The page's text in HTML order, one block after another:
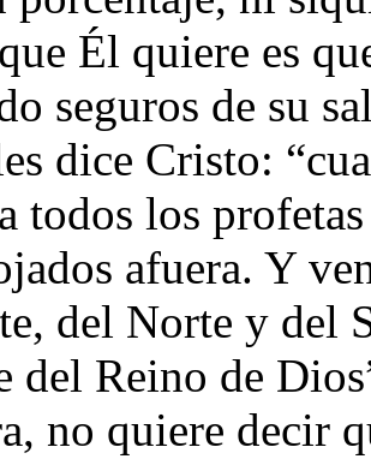
Él quiere es
seguros de su
dice Cristo:
todos los
afuera. Y
del Norte y del
del Reino de
no quiere decir